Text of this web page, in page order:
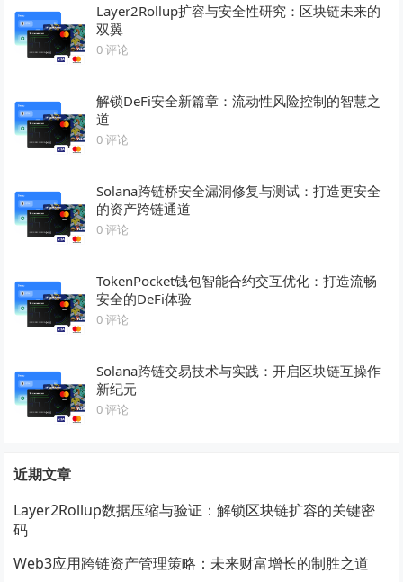
Layer2Rollup扩容与安全性研究：区块链未来的
双翼
0 评论
解锁DeFi安全新篇章：流动性风险控制的智慧之
道
0 评论
Solana跨链桥安全漏洞修复与测试：打造更安全
的资产跨链通道
0 评论
TokenPocket钱包智能合约交互优化：打造流畅
安全的DeFi体验
0 评论
Solana跨链交易技术与实践：开启区块链互操作
新纪元
0 评论
近期文章
Layer2Rollup数据压缩与验证：解锁区块链扩容的关键密
码
Web3应用跨链资产管理策略：未来财富增长的制胜之道